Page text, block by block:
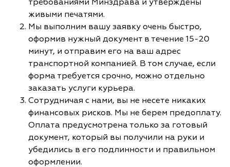
живыми печатями.
Мы выполним вашу заявку очень быстро,
оформив нужный документ в течение 15-20
минут, и отправим его на ваш адрес
транспортной компанией. В том случае, если
форма требуется срочно, можно отдельно
заказать услуги курьера.
Сотрудничая с нами, вы не несете никаких
финансовых рисков. Мы не берем предоплату.
Оплата предусмотрена только за готовый
документ, который вы получили на руки и
убедились в его подлинности и правильном
оформлении.